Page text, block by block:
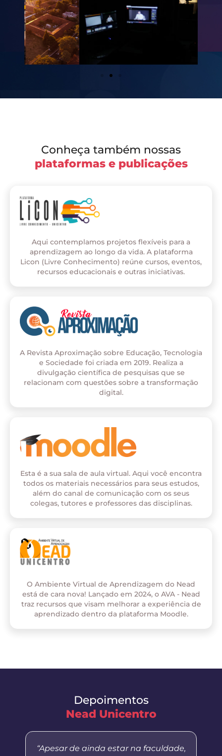
Conheça também nossas
plataformas e publicações
Aqui contemplamos projetos flexíveis para a
aprendizagem ao longo da vida. A plataforma
Licon (Livre Conhecimento) reúne cursos, eventos,
recursos educacionais e outras iniciativas.
A Revista Aproximação sobre Educação, Tecnologia
e Sociedade foi criada em 2019. Realiza a
divulgação científica de pesquisas que se
relacionam com questões sobre a transformação
digital.
Esta é a sua sala de aula virtual. Aqui você encontra
todos os materiais necessários para seus estudos,
além do canal de comunicação com os seus
colegas, tutores e professores das disciplinas.
O Ambiente Virtual de Aprendizagem do Nead
está de cara nova! Lançado em 2024, o AVA - Nead
traz recursos que visam melhorar a experiência de
aprendizado dentro da plataforma Moodle.
Depoimentos
Nead Unicentro
“Apesar de ainda estar na faculdade,